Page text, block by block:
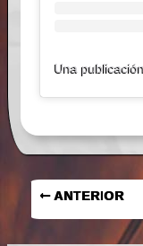
ANTERIOR